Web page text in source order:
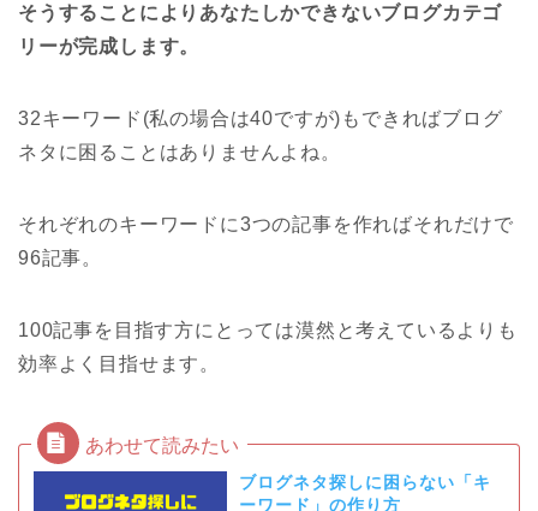
そうすることによりあなたしかできないブログカテゴ
リーが完成します。
32キーワード(私の場合は40ですが)もできればブログ
ネタに困ることはありませんよね。
それぞれのキーワードに3つの記事を作ればそれだけで
96記事。
100記事を目指す方にとっては漠然と考えているよりも
効率よく目指せます。
ブログネタ探しに困らない「キ
ーワード」の作り方